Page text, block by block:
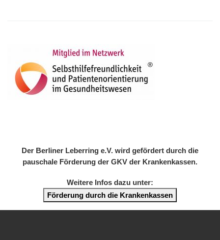
Der Berliner Leberring e.V. wird gefördert durch die
pauschale Förderung der GKV der Krankenkassen.
Weitere Infos dazu unter:
Förderung durch die Krankenkassen